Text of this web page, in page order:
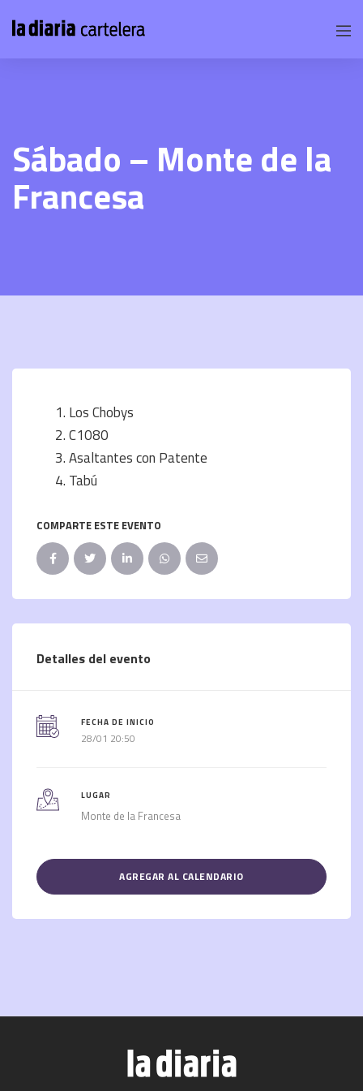
Sábado – Monte de la
Francesa
Los Chobys
C1080
Asaltantes con Patente
Tabú
COMPARTE ESTE EVENTO
Detalles del evento
FECHA DE INICIO
28/01 20:50
LUGAR
Monte de la Francesa
AGREGAR AL CALENDARIO